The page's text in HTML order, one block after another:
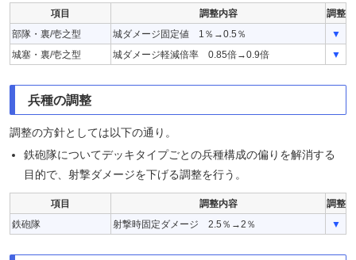
項目 調整内容
調整
部隊・裏/壱之型
城ダメージ固定値 1％→0.5％
▼
城塞・裏/壱之型
城ダメージ軽減倍率 0.85倍→0.9倍 ▼
兵種の調整
調整の方針としては以下の通り。
鉄砲隊についてデッキタイプごとの兵種構成の偏りを解消する
目的で、射撃ダメージを下げる調整を行う。
項目 調整内容
調整
鉄砲隊
射撃時固定ダメージ 2.5％→2％ ▼